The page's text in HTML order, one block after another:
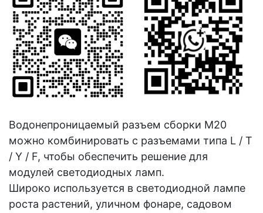
Водонепроницаемый разъем сборки M20
можно комбинировать с разъемами типа L / T
/ Y / F, чтобы обеспечить решение для
модулей светодиодных ламп.
Широко используется в светодиодной лампе
роста растений, уличном фонаре, садовом